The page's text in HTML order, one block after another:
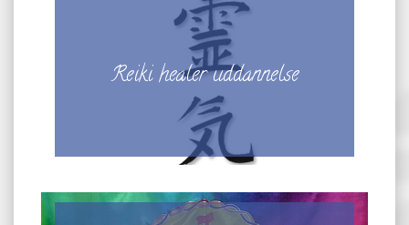
Reiki healer uddannelse